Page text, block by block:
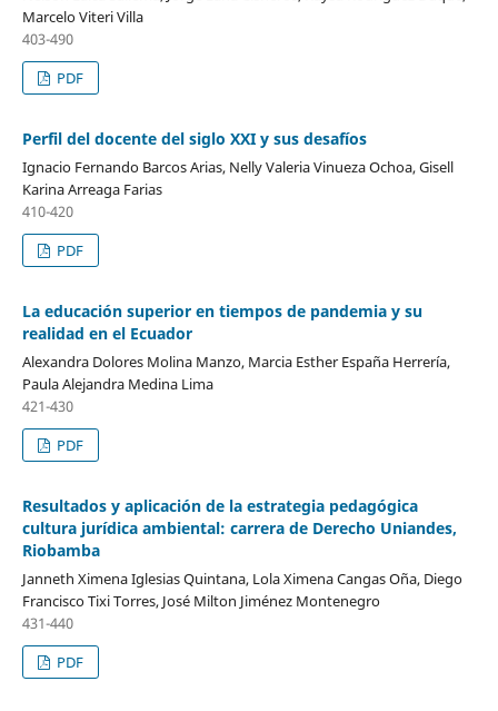
Marcelo Viteri Villa
403-490
PDF
Perfil del docente del siglo XXI y sus desafíos
Ignacio Fernando Barcos Arias, Nelly Valeria Vinueza Ochoa, Gisell
Karina Arreaga Farias
410-420
PDF
La educación superior en tiempos de pandemia y su
realidad en el Ecuador
Alexandra Dolores Molina Manzo, Marcia Esther España Herrería,
Paula Alejandra Medina Lima
421-430
PDF
Resultados y aplicación de la estrategia pedagógica
cultura jurídica ambiental: carrera de Derecho Uniandes,
Riobamba
Janneth Ximena Iglesias Quintana, Lola Ximena Cangas Oña, Diego
Francisco Tixi Torres, José Milton Jiménez Montenegro
431-440
PDF